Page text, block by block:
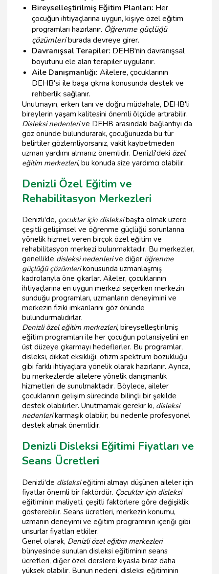
Bireyselleştirilmiş Eğitim Planları: Her
çocuğun ihtiyaçlarına uygun, kişiye özel eğitim
programları hazırlanır. Öğrenme güçlüğü
çözümleriburada devreye girer.
Davranışsal Terapiler: DEHB'nin davranışsal
boyutunu ele alan terapiler uygulanır.
Aile Danışmanlığı: Ailelere, çocuklarının
DEHB'si ile başa çıkma konusunda destek ve
rehberlik sağlanır.
Unutmayın, erken tanı ve doğru müdahale, DEHB'li
bireylerin yaşam kalitesini önemli ölçüde artırabilir.
Disleksi nedenlerive DEHB arasındaki bağlantıyı da
göz önünde bulundurarak, çocuğunuzda bu tür
belirtiler gözlemliyorsanız, vakit kaybetmeden
uzman yardımı almanız önemlidir. Denizli'deki özel
eğitim merkezleri, bu konuda size yardımcı olabilir.
Denizli Özel Eğitim ve
Rehabilitasyon Merkezleri
Denizli'de, çocuklar için disleksibaşta olmak üzere
çeşitli gelişimsel ve öğrenme güçlüğü sorunlarına
yönelik hizmet veren birçok özel eğitim ve
rehabilitasyon merkezi bulunmaktadır. Bu merkezler,
genellikle disleksi nedenlerive diğer öğrenme
güçlüğü çözümlerikonusunda uzmanlaşmış
kadrolarıyla öne çıkarlar. Aileler, çocuklarının
ihtiyaçlarına en uygun merkezi seçerken merkezin
sunduğu programları, uzmanların deneyimini ve
merkezin fiziki imkanlarını göz önünde
bulundurmalıdırlar.
Denizli özel eğitim merkezleri, bireyselleştirilmiş
eğitim programları ile her çocuğun potansiyelini en
üst düzeye çıkarmayı hedeflerler. Bu programlar,
disleksi, dikkat eksikliği, otizm spektrum bozukluğu
gibi farklı ihtiyaçlara yönelik olarak hazırlanır. Ayrıca,
bu merkezlerde ailelere yönelik danışmanlık
hizmetleri de sunulmaktadır. Böylece, aileler
çocuklarının gelişim sürecinde bilinçli bir şekilde
destek olabilirler. Unutmamak gerekir ki, disleksi
nedenlerikarmaşık olabilir; bu nedenle profesyonel
destek almak önemlidir.
Denizli Disleksi Eğitimi Fiyatları ve
Seans Ücretleri
Denizli'de disleksieğitimi almayı düşünen aileler için
fiyatlar önemli bir faktördür. Çocuklar için disleksi
eğitiminin maliyeti, çeşitli faktörlere göre değişiklik
gösterebilir. Seans ücretleri, merkezin konumu,
uzmanın deneyimi ve eğitim programının içeriği gibi
unsurlar fiyatları etkiler.
Genel olarak, Denizli özel eğitim merkezleri
bünyesinde sunulan disleksi eğitiminin seans
ücretleri, diğer özel derslere kıyasla biraz daha
yüksek olabilir. Bunun nedeni, disleksi eğitiminin